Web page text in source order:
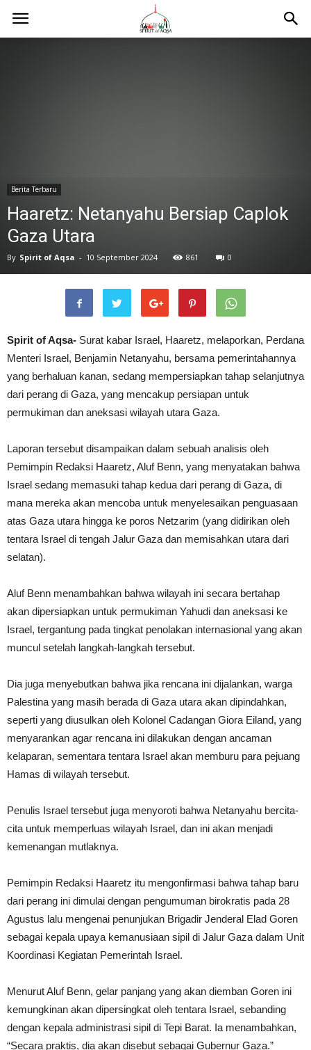
Berita Terbaru
Haaretz: Netanyahu Bersiap Caplok
Gaza Utara
By Spirit of Aqsa - 10 September 2024 861 0
Spirit of Aqsa- Surat kabar Israel, Haaretz, melaporkan, Perdana
Menteri Israel, Benjamin Netanyahu, bersama pemerintahannya
yang berhaluan kanan, sedang mempersiapkan tahap selanjutnya
dari perang di Gaza, yang mencakup persiapan untuk
permukiman dan aneksasi wilayah utara Gaza.
Laporan tersebut disampaikan dalam sebuah analisis oleh
Pemimpin Redaksi Haaretz, Aluf Benn, yang menyatakan bahwa
Israel sedang memasuki tahap kedua dari perang di Gaza, di
mana mereka akan mencoba untuk menyelesaikan penguasaan
atas Gaza utara hingga ke poros Netzarim (yang didirikan oleh
tentara Israel di tengah Jalur Gaza dan memisahkan utara dari
selatan).
Aluf Benn menambahkan bahwa wilayah ini secara bertahap
akan dipersiapkan untuk permukiman Yahudi dan aneksasi ke
Israel, tergantung pada tingkat penolakan internasional yang akan
muncul setelah langkah-langkah tersebut.
Dia juga menyebutkan bahwa jika rencana ini dijalankan, warga
Palestina yang masih berada di Gaza utara akan dipindahkan,
seperti yang diusulkan oleh Kolonel Cadangan Giora Eiland, yang
menyarankan agar rencana ini dilakukan dengan ancaman
kelaparan, sementara tentara Israel akan memburu para pejuang
Hamas di wilayah tersebut.
Penulis Israel tersebut juga menyoroti bahwa Netanyahu bercita-
cita untuk memperluas wilayah Israel, dan ini akan menjadi
kemenangan mutlaknya.
Pemimpin Redaksi Haaretz itu mengonfirmasi bahwa tahap baru
dari perang ini dimulai dengan pengumuman birokratis pada 28
Agustus lalu mengenai penunjukan Brigadir Jenderal Elad Goren
sebagai kepala upaya kemanusiaan sipil di Jalur Gaza dalam Unit
Koordinasi Kegiatan Pemerintah Israel.
Menurut Aluf Benn, gelar panjang yang akan diemban Goren ini
kemungkinan akan dipersingkat oleh tentara Israel, sebanding
dengan kepala administrasi sipil di Tepi Barat. Ia menambahkan,
“Secara praktis, dia akan disebut sebagai Gubernur Gaza.”